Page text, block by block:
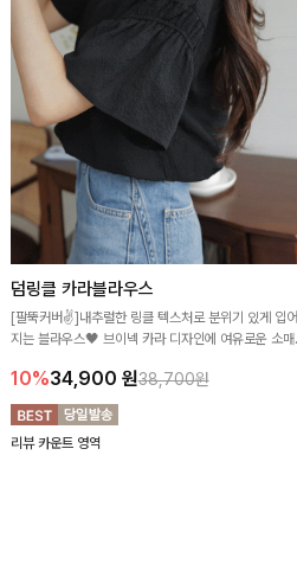
덤링클 카라블라우스
[팔뚝커버✌]내추럴한 링클 텍스처로 분위기 있게 입어
지는 블라우스🖤 브이넥 카라 디자인에 여유로운 소매
10%34,900 원38,700원
리뷰 카운트 영역